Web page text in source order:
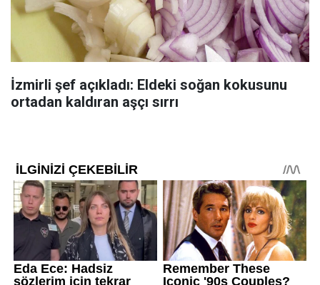
İzmirli şef açıkladı: Eldeki soğan kokusunu
ortadan kaldıran aşçı sırrı